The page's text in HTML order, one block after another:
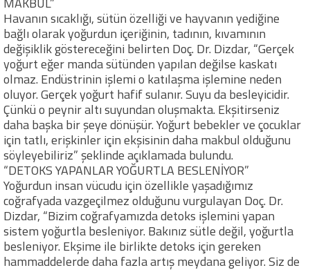
Havanın sıcaklığı, sütün özelliği ve hayvanın yediğine
bağlı olarak yoğurdun içeriğinin, tadının, kıvamının
değişiklik göstereceğini belirten Doç. Dr. Dizdar, “Gerçek
yoğurt eğer manda sütünden yapılan değilse kaskatı
olmaz. Endüstrinin işlemi o katılaşma işlemine neden
oluyor. Gerçek yoğurt hafif sulanır. Suyu da besleyicidir.
Çünkü o peynir altı suyundan oluşmakta. Ekşitirseniz
daha başka bir şeye dönüşür. Yoğurt bebekler ve çocuklar
için tatlı, erişkinler için ekşisinin daha makbul olduğunu
söyleyebiliriz” şeklinde açıklamada bulundu.
“DETOKS YAPANLAR YOĞURTLA BESLENİYOR”
Yoğurdun insan vücudu için özellikle yaşadığımız
coğrafyada vazgeçilmez olduğunu vurgulayan Doç. Dr.
Dizdar, “Bizim coğrafyamızda detoks işlemini yapan
sistem yoğurtla besleniyor. Bakınız sütle değil, yoğurtla
besleniyor. Ekşime ile birlikte detoks için gereken
hammaddelerde daha fazla artış meydana geliyor. Siz de